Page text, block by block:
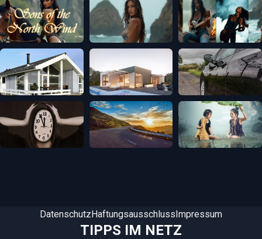
TIPPS IM NETZ
DatenschutzHaftungsausschlussImpressum